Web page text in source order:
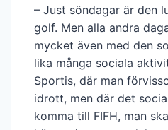
– Just söndagar är den
golf. Men alla andra
mycket även med den
lika många sociala
Sportis, där man
idrott, men där det
komma till FIFH, man